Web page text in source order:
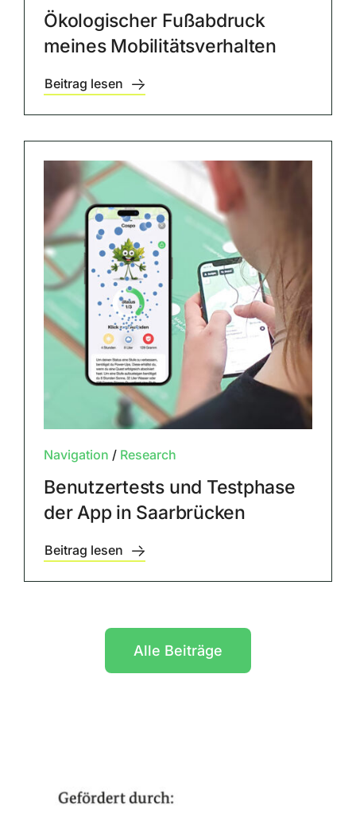
Ökologischer Fußabdruck
meines Mobilitätsverhalten
Beitrag lesen
Navigation / Research
Benutzertests und Testphase
der App in Saarbrücken
Beitrag lesen
Alle Beiträge